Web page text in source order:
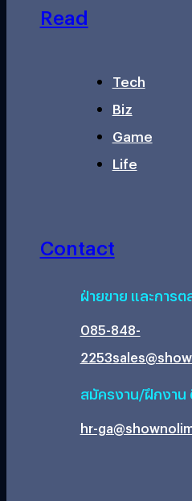
Read
Tech
Biz
Game
Life
Contact
ฝ่ายขาย และการต
085-848-
2253
สมัครงาน/ฝึกงาน
hr-